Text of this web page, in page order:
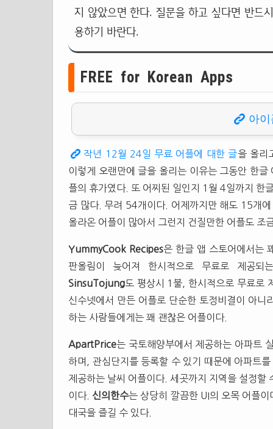
지 않았으면 한다. 질문을 하고 싶다면 반드
용하기 바란다.
FREE for Korean Apps
아
작년 12월 24일 무료 어플에 대한 글을 올리
이렇게 오랜만에 글을 올리는 이유는 그동안 한
플의 휴가였다. 또 어찌된 일인지 1월 4일까지 한
금 많다. 무려 54개이다. 어제까지만 해도 15개
올라온 어플이 많아서 그런지 건질만한 어플도 조
YummyCook Recipes은 한글 앱 스토어에서는
판올림이 늦어져 한시적으로 무료로 제공
SinsuTojung도 평상시 1불, 한시적으로 무료로
신수넷에서 만든 어플로 단순한 토정비결이 아
하는 사람들에게는 꽤 괜찮은 어플이다.
ApartPrice는 국토해양부에서 제공하는 아파트
하며, 관심단지를 등록할 수 있기 때문에 아파트
제공하는 날씨 어플이다. 세곳까지 지역을 설정할
이다. 신의한수는 상당히 깔끔한 UI의 오목 어플
대국을 즐길 수 있다.